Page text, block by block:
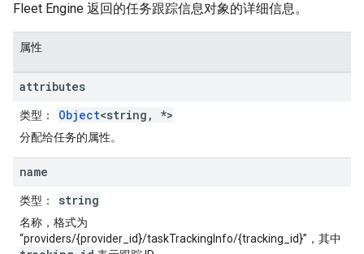
Fleet Engine 返回的任务跟踪信息对象的详细信息。
属性
attributes
类型 ： Object<string, *>
分配给任务的属性。
name
类型 ： string
名称，格式为
“providers/{provider_id}/taskTrackingInfo/{tracking_id}”，其中